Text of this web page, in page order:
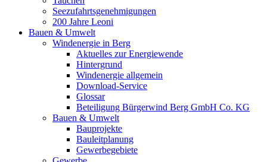
Seezufahrtsgenehmigungen
200 Jahre Leoni
Bauen & Umwelt
Windenergie in Berg
Aktuelles zur Energiewende
Hintergrund
Windenergie allgemein
Download-Service
Glossar
Beteiligung Bürgerwind Berg GmbH Co. KG
Bauen & Umwelt
Bauprojekte
Bauleitplanung
Gewerbegebiete